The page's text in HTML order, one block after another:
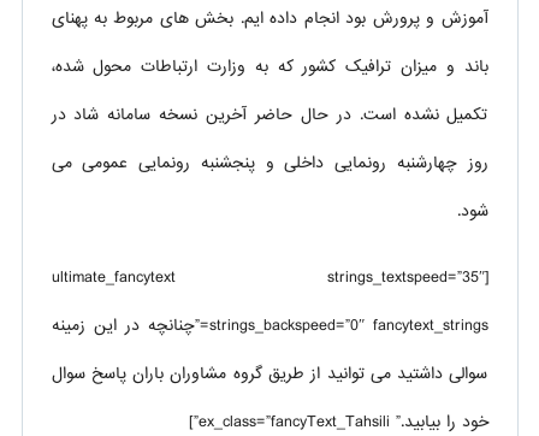
آموزش و پرورش بود انجام داده ایم. بخش های مربوط به پهنای
باند و میزان ترافیک کشور که به وزارت ارتباطات محول شده،
تکمیل نشده است. در حال حاضر آخرین نسخه سامانه شاد در
روز چهارشنبه رونمایی داخلی و پنجشنبه رونمایی عمومی می
شود.
[ultimate_fancytext strings_textspeed=”35″
strings_backspeed=”0″ fancytext_strings=”چنانچه در این زمینه
سوالی داشتید می توانید از طریق گروه مشاوران باران پاسخ سوال
خود را بیابید.” ex_class=”fancyText_Tahsili”]